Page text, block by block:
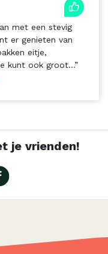
met een stevig
er genieten van
eitje,
kunt ook groot...”
je vrienden!